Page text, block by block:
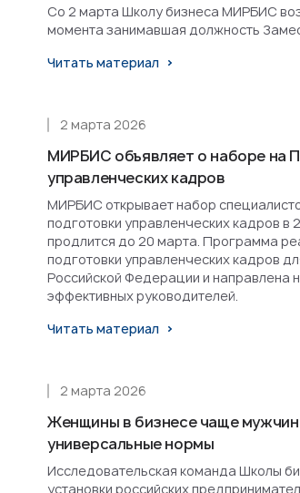
Со 2 марта Школу бизнеса МИРБИС
момента занимавшая должность
Читать материал
МИРБИС объявляет о наборе на
управленческих кадров
2 марта 2026
МИРБИС открывает набор
подготовки управленческих кадров
продлится до 20 марта. Программа
подготовки управленческих кадров
Российской Федерации и направлена
эффективных руководителей.
Читать материал
Женщины в бизнесе чаще
универсальные нормы
2 марта 2026
Исследовательская команда Школы
установки российских